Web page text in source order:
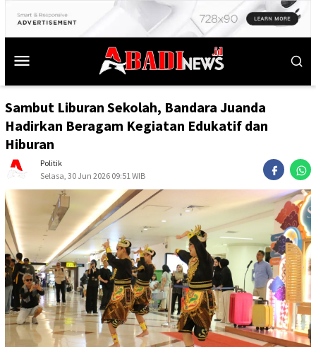
Sambut Liburan Sekolah, Bandara Juanda
Hadirkan Beragam Kegiatan Edukatif dan
Hiburan
Politik
Selasa, 30 Jun 2026 09:51 WIB